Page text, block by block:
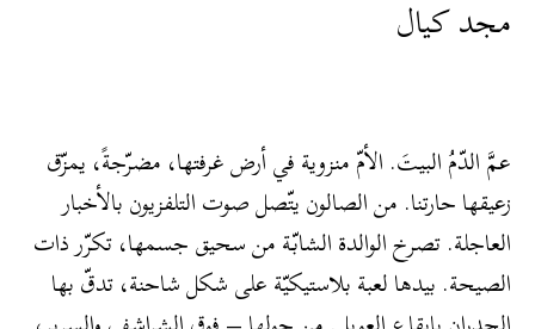
مجد كيال
عمَّ الدّمُ البيتَ. الأمّ منزوية في أرض غرفتها، مضرّجةً، يمزّق
زعيقها حارتنا. من الصالون يتّصل صوت التلفزيون بالأخبار
العاجلة. تصرخ الوالدة الشابّة من سحيق جسمها، تكرّر ذات
الصيحة. بيدها لعبة بلاستيكيّة على شكل شاحنة، تدقّ بها